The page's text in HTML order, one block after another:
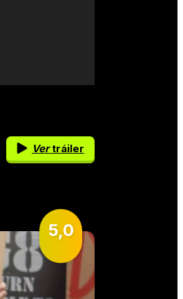
Vertráiler
5,0